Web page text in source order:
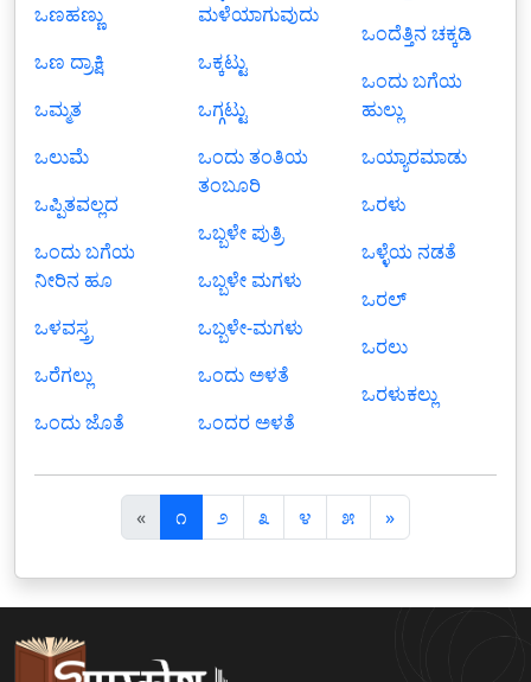
ಒಣಹಣ್ಣು
ಒಣ ದ್ರಾಕ್ಷಿ
ಒಮ್ಮತ
ಒಲುಮೆ
ಒಪ್ಪಿತವಲ್ಲದ
ಒಂದು ಬಗೆಯ
ನೀರಿನ ಹೂ
ಒಳವಸ್ತ್ರ
ಒರೆಗಲ್ಲು
ಒಂದು ಜೊತೆ
ಮಳೆಯಾಗುವುದು
ಒಕ್ಕಟ್ಟು
ಒಗ್ಗಟ್ಟು
ಒಂದು ತಂತಿಯ
ತಂಬೂರಿ
ಒಬ್ಬಳೇ ಪುತ್ರಿ
ಒಬ್ಬಳೇ ಮಗಳು
ಒಬ್ಬಳೇ-ಮಗಳು
ಒಂದು ಅಳತೆ
ಒಂದರ ಅಳತೆ
ಒಂದೆತ್ತಿನ ಚಕ್ಕಡಿ
ಒಂದು ಬಗೆಯ
ಹುಲ್ಲು
ಒಯ್ಯಾರಮಾಡು
ಒರಳು
ಒಳ್ಳೆಯ ನಡತೆ
ಒರಲ್
ಒರಲು
ಒರಳುಕಲ್ಲು
«पि
छ
ला
೧ ೨ ೩ ೪ ೫ »अ
ग
ला